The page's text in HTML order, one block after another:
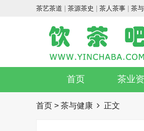
茶艺茶道 茶源茶史 茶人茶事 茶
首页 茶业
首页 > 茶与健康 正文